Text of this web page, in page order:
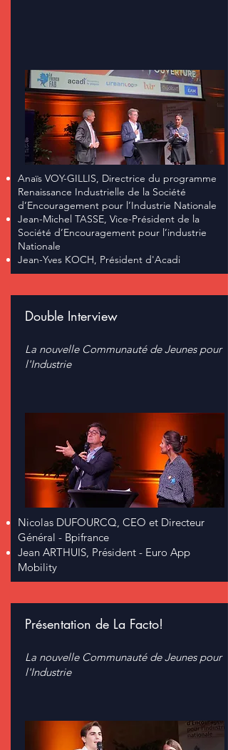
Anaïs VOY-GILLIS, Directrice du programme
Renaissance Industrielle de la Société
d’Encouragement pour l’Industrie Nationale
Jean-Michel TASSE, Vice-Président de la
Société d’Encouragement pour l’industrie
Nationale
Jean-Yves KOCH, Président d'Acadi
Double Interview
La nouvelle Communauté de Jeunes pour
l'Industrie
Nicolas DUFOURCQ, CEO et Directeur
Général - Bpifrance
Jean ARTHUIS, Président - Euro App
Mobility
Présentation de La Facto!
La nouvelle Communauté de Jeunes pour
l'Industrie